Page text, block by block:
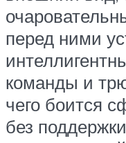
перед ними
команды и
чего боится
без